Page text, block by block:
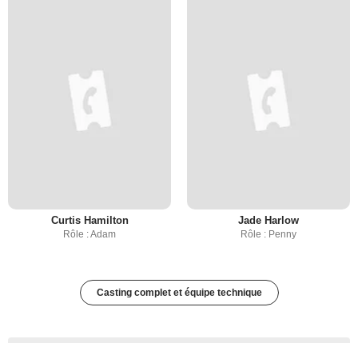
Curtis Hamilton
Rôle : Adam
Jade Harlow
Rôle : Penny
Casting complet et équipe technique